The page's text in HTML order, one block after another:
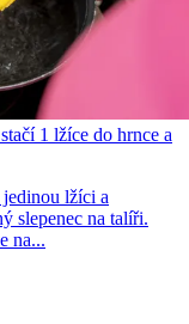
1 lžíce do hrnce a
lžíci a
slepenec na talíři.
na...